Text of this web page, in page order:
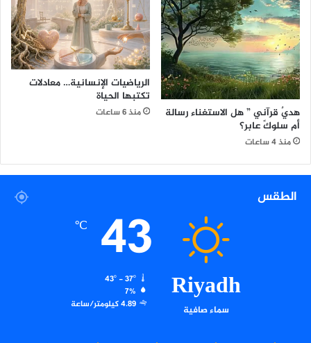
هديٌ قرآني ” هل الاستغناء رسالة
أم سلوكً عابر؟
منذ 4 ساعات
الرياضيات الإنسانية… معادلات
تكتبها الحياة
منذ 6 ساعات
الطقس
Riyadh
سماء صافية
43
℃
43º - 37º
7%
4.89 كيلومتر/ساعة